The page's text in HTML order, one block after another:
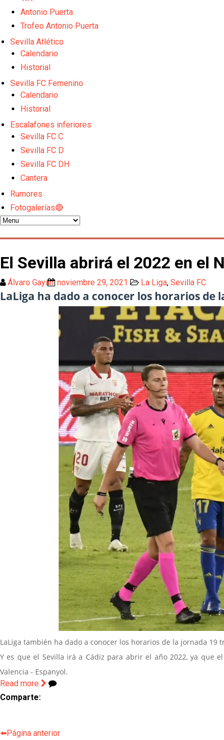
Oso es el siguiente en la lista para salir
Banquillos confirmados: así queda la cantera del
Previa | El Sevilla FC cierra la pretemporada con
Antonio Puerta
Trofeo Antonio Puerta
Sevilla Atlético
Calendario
Historial
Sevilla FC Femenino
Calendario
Historial
Escalafones inferiores
Sevilla FC C
Sevilla FC D
Sevilla FC DH
Cantera
Rumores
Fotogalerías🔴
El Sevilla abrirá el 2022 en el
Álvaro Gayán noviembre 29, 2021 La Liga, Sevilla FC
LaLiga ha dado a conocer los horarios
LaLiga también ha dado a conocer los horarios de la jornada
Y es que el Sevilla irá a Cádiz para abrir el año 2022, ya que
Valencia - Espanyol.
Read more
Comparte:
⬅️Página anterior